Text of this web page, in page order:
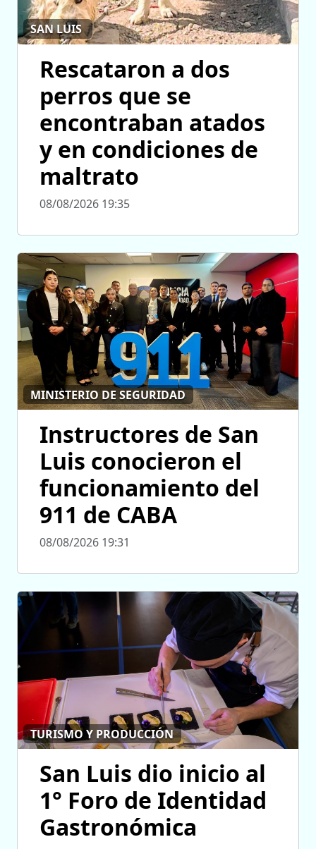
SAN LUIS
Rescataron a dos
perros que se
encontraban atados
y en condiciones de
maltrato
08/08/2026 19:35
MINISTERIO DE SEGURIDAD
Instructores de San
Luis conocieron el
funcionamiento del
911 de CABA
08/08/2026 19:31
TURISMO Y PRODUCCIÓN
San Luis dio inicio al
1° Foro de Identidad
Gastronómica